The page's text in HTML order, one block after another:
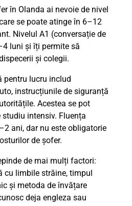
în Olanda ai nevoie de nivel
se poate atinge în 6–12
Nivelul A1 (conversație de
luni și îți permite să
și colegii.
pentru lucru includ
instrucțiunile de siguranță
Acestea se pot
intensiv. Fluența
ani, dar nu este obligatorie
de șofer.
de mai mulți factori:
cu limbile străine, timpul
și metoda de învățare
deja engleza sau